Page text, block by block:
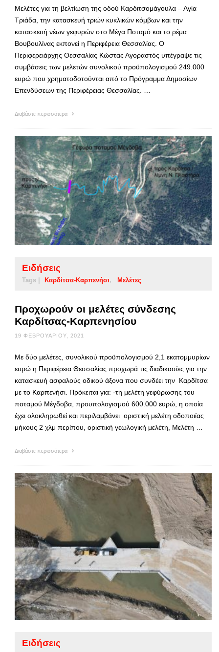
Μελέτες για τη βελτίωση της οδού Καρδιτσομάγουλα – Αγία
Τριάδα, την κατασκευή τριών κυκλικών κόμβων και την
κατασκευή νέων γεφυρών στο Μέγα Ποταμό και το ρέμα
Βουβουλίνας εκπονεί η Περιφέρεια Θεσσαλίας. Ο
Περιφερειάρχης Θεσσαλίας Κώστας Αγοραστός υπέγραψε τις
συμβάσεις των μελετών συνολικού προϋπολογισμού 249.000
ευρώ που χρηματοδοτούνται από το Πρόγραμμα Δημοσίων
Επενδύσεων της Περιφέρειας Θεσσαλίας. …
Διαβάστε περισσότερα
Ειδήσεις
Tags | Καρδίτσα-Καρπενήσι Μελέτες
Προχωρούν οι μελέτες σύνδεσης
Καρδίτσας-Καρπενησίου
19 ΦΕΒΡΟΥΑΡΊΟΥ, 2021
Με δύο μελέτες, συνολικού προϋπολογισμού 2,1 εκατομμυρίων
ευρώ η Περιφέρεια Θεσσαλίας προχωρά τις διαδικασίες για την
κατασκευή ασφαλούς οδικού άξονα που συνδέει την Καρδίτσα
με το Καρπενήσι. Πρόκειται για: -τη μελέτη γεφύρωσης του
ποταμού Μέγδοβα, προυπολογισμού 600.000 ευρώ, η οποία
έχει ολοκληρωθεί και περιλαμβάνει οριστική μελέτη οδοποιίας
μήκους 2 χλμ περίπου, οριστική γεωλογική μελέτη, Μελέτη …
Διαβάστε περισσότερα
Ειδήσεις